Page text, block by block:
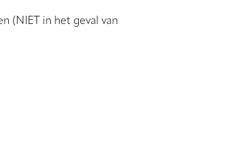
(NIET in het geval van